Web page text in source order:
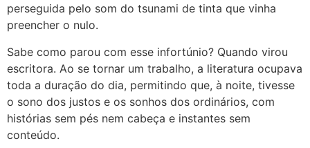
perseguida pelo som do tsunami de tinta que vinha
preencher o nulo.
Sabe como parou com esse infortúnio? Quando virou
escritora. Ao se tornar um trabalho, a literatura ocupava
toda a duração do dia, permitindo que, à noite, tivesse
o sono dos justos e os sonhos dos ordinários, com
histórias sem pés nem cabeça e instantes sem
conteúdo.